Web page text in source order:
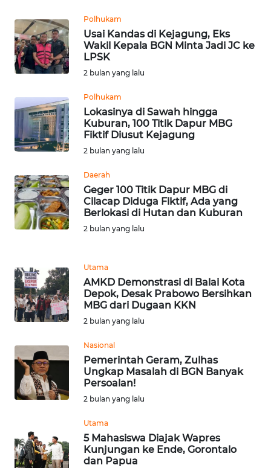
Polhukam
Usai Kandas di Kejagung, Eks
Wakil Kepala BGN Minta Jadi JC ke
LPSK
2 bulan yang lalu
Polhukam
Lokasinya di Sawah hingga
Kuburan, 100 Titik Dapur MBG
Fiktif Diusut Kejagung
2 bulan yang lalu
Daerah
Geger 100 Titik Dapur MBG di
Cilacap Diduga Fiktif, Ada yang
Berlokasi di Hutan dan Kuburan
2 bulan yang lalu
Utama
AMKD Demonstrasi di Balai Kota
Depok, Desak Prabowo Bersihkan
MBG dari Dugaan KKN
2 bulan yang lalu
Nasional
Pemerintah Geram, Zulhas
Ungkap Masalah di BGN Banyak
Persoalan!
2 bulan yang lalu
Utama
5 Mahasiswa Diajak Wapres
Kunjungan ke Ende, Gorontalo
dan Papua
KALTENG
WN
KALTARA
WN
KALSEL
WN
WN
SULSEL
WN
SULUT
WN
MALUT
DAIRI
WN